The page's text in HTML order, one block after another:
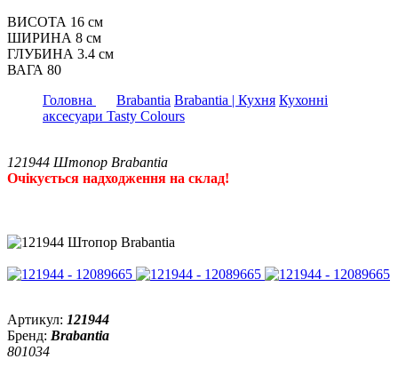
ВИСОТА 16 см
ШИРИНА 8 см
ГЛУБИНА 3.4 см
ВАГА 80
Головна
Brabantia Brabantia | Кухня Кухонні
аксесуари Tasty Colours
121944 Штопор Brabantia
Очікується надходження на склад!
Артикул: 121944
Бренд: Brabantia
801034